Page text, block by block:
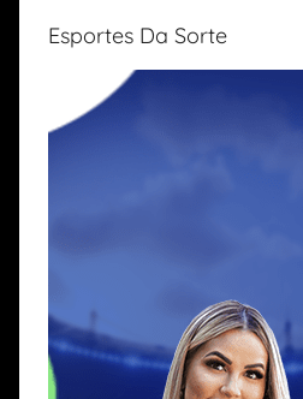
Esportes Da Sorte